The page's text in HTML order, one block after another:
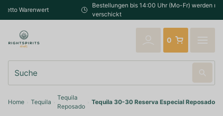
Bestellungen bis 14:00 Uhr (Mo-Fr) werden noch am selben Tag
verschickt
0
Home Tequila
Tequila
Reposado
Tequila 30-30 Reserva Especial Reposado